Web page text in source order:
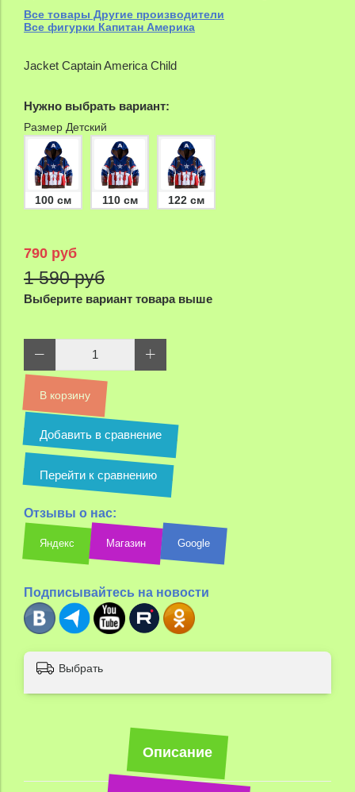
Все товары Другие производители
Все фигурки Капитан Америка
Jacket Captain America Child
Нужно выбрать вариант:
Размер Детский
100 см 110 см 122 см
790 руб
1 590 руб
Выберите вариант товара выше
В корзину
Добавить в сравнение
Перейти к сравнению
Отзывы о нас:
Яндекс Магазин Google
Подписывайтесь на новости
Выбрать
Описание